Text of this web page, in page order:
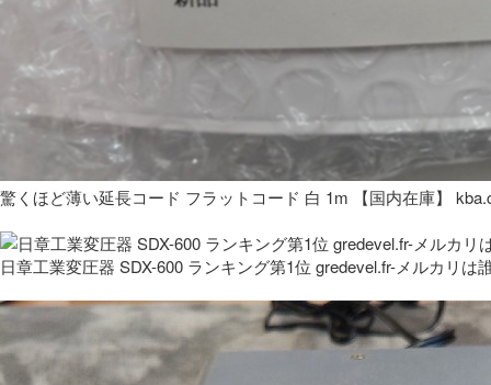
驚くほど薄い延長コード フラットコード 白 1m 【国内在庫】
日章工業変圧器 SDX-600 ランキング第1位 gredevel.fr-メルカリは